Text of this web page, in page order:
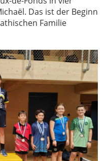
Das ist der Beginn
Familie